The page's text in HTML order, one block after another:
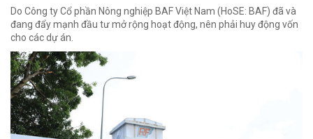
Do Công ty Cổ phần Nông nghiệp BAF Việt Nam (HoSE: BAF) đã và
đang đẩy mạnh đầu tư mở rộng hoạt động, nên phải huy động vốn
cho các dự án.